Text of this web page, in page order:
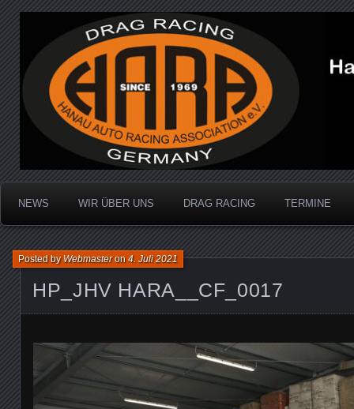
Hanau Auto Racing
Dragracing auf der 1/4 Meile
NEWS WIR ÜBER UNS DRAG RACING TERMINE
HP_JHV HARA__CF_0017
Posted byWebmasteron4. Juli 2021